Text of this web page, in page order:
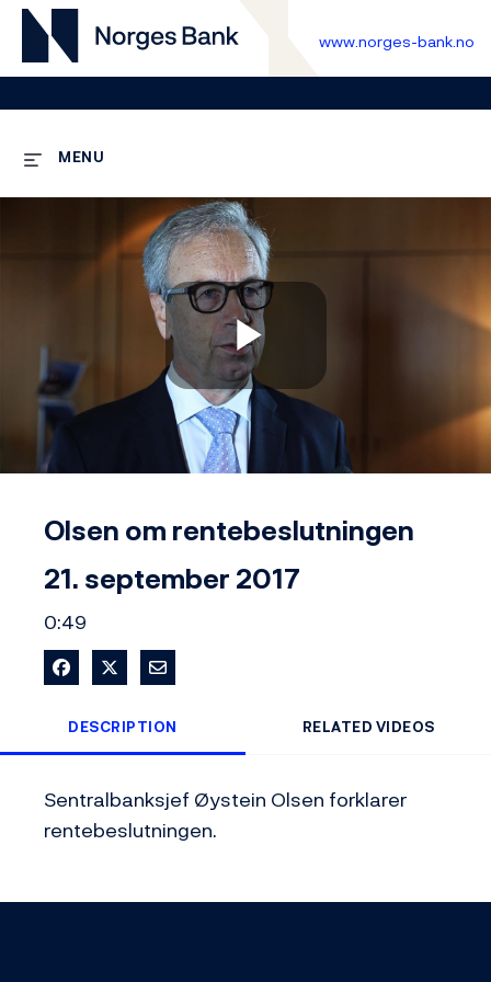
www.norges-bank.no
MENU
Play
Olsen om rentebeslutningen
21. september 2017
0:49
Share on Facebook
Share on XShare via Email
DESCRIPTION RELATED VIDEOS
Sentralbanksjef Øystein Olsen forklarer